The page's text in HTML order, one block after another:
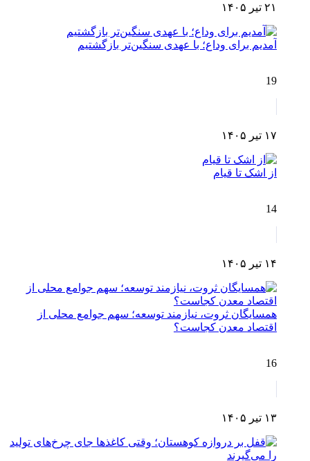
۲۱ تیر ۱۴۰۵
آمدیم برای وداع؛ با عهدی سنگین‌تر بازگشتیم
19
۱۷ تیر ۱۴۰۵
از اشک تا قیام
14
۱۴ تیر ۱۴۰۵
همسایگان ثروت، نیازمند توسعه؛ سهم جوامع محلی از
اقتصاد معدن کجاست؟
16
۱۳ تیر ۱۴۰۵